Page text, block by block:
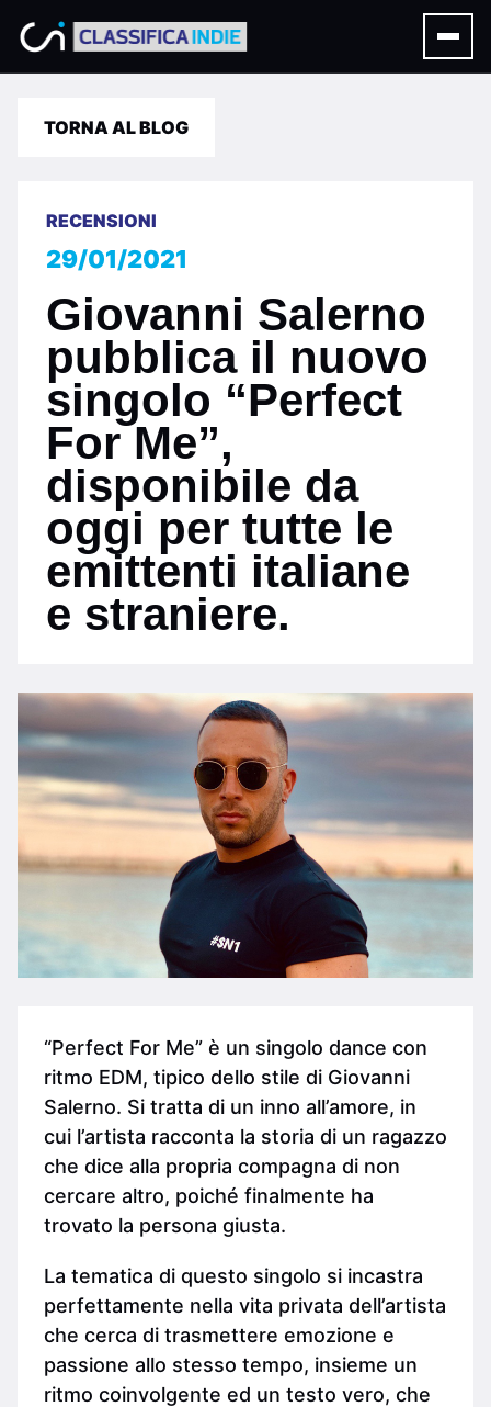
TORNA AL BLOG
RECENSIONI
29/01/2021
Giovanni Salerno
pubblica il nuovo
singolo “Perfect
For Me”,
disponibile da
oggi per tutte le
emittenti italiane
e straniere.
“Perfect For Me” è un singolo dance con
ritmo EDM, tipico dello stile di Giovanni
Salerno. Si tratta di un inno all’amore, in
cui l’artista racconta la storia di un ragazzo
che dice alla propria compagna di non
cercare altro, poiché finalmente ha
trovato la persona giusta.
La tematica di questo singolo si incastra
perfettamente nella vita privata dell’artista
che cerca di trasmettere emozione e
passione allo stesso tempo, insieme un
ritmo coinvolgente ed un testo vero, che